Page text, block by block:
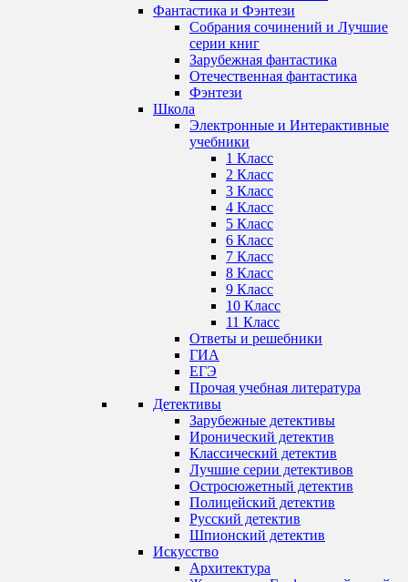
Фантастика и Фэнтези
Собрания сочинений и Лучшие
серии книг
Зарубежная фантастика
Отечественная фантастика
Фэнтези
Школа
Электронные и Интерактивные
учебники
1 Класс
2 Класс
3 Класс
4 Класс
5 Класс
6 Класс
7 Класс
8 Класс
9 Класс
10 Класс
11 Класс
Ответы и решебники
ГИА
ЕГЭ
Прочая учебная литература
Детективы
Зарубежные детективы
Иронический детектив
Классический детектив
Лучшие серии детективов
Остросюжетный детектив
Полицейский детектив
Русский детектив
Шпионский детектив
Искусство
Архитектура